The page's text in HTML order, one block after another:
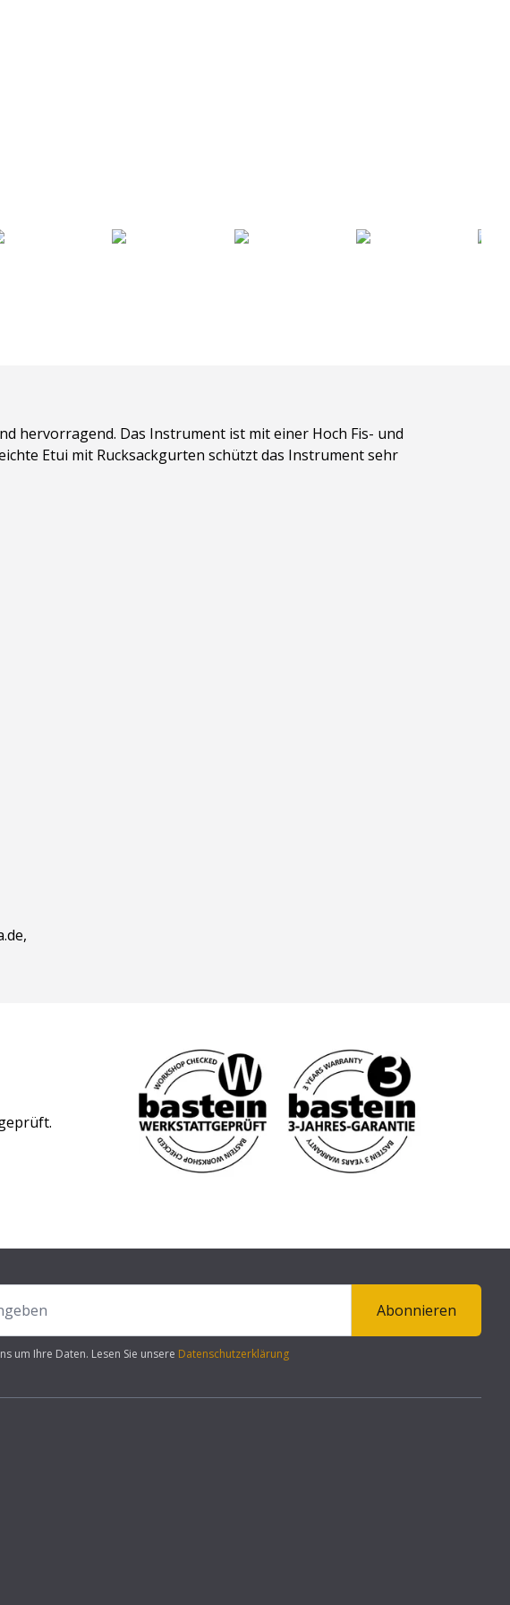
hervorragend. Das Instrument ist mit einer Hoch Fis- und
Etui mit Rucksackgurten schützt das Instrument sehr
Abonnieren
um Ihre Daten. Lesen Sie unsere Datenschutzerklärung